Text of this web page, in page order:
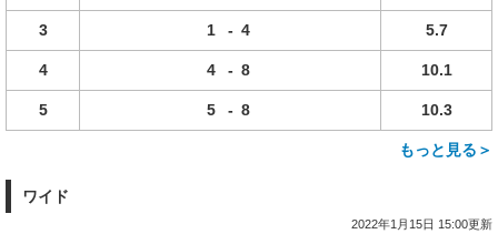
3 1 - 4 5.7
4 4 - 8 10.1
5 5 - 8 10.3
もっと見る＞
ワイド
2022年1月15日 15:00更新